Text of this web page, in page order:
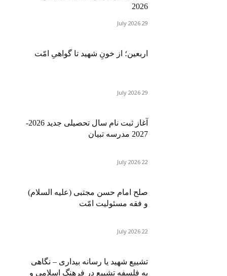
2026
29 July 2026
اربعین؛ از خونِ شهید تا گواهیِ امّت
29 July 2026
آغاز ثبت نام سال تحصیلی جدید 2026-
2027 مدرسه تبیان
22 July 2026
صلح امام حسن مجتبی (علیه السلام)
و فقه مسئولیت امّت
22 July 2026
تشییع شهید یا رسانه بیداری – نگاهی
به فلسفه تشییع در فرهنگ اسلامی و